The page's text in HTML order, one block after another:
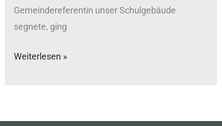
Gemeindereferentin unser Schulgebäude
segnete, ging
Weiterlesen »